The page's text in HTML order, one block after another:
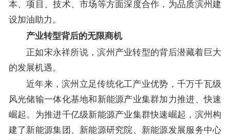
本、项目、技术、市场等方面深度合作，为品质滨州建
设加油助力。
产业转型背后的无限商机
正如宋永祥所说，滨州产业转型的背后潜藏着巨大
的发展机遇。
近年来，滨州立足传统化工产业优势，千万千瓦级
风光储输一体化基地和新能源产业集群加力推进、快速
崛起。为推进千亿级新能源产业集群快速崛起，滨州构
建了新能源集团、新能源研究院、新能源发展服务中心